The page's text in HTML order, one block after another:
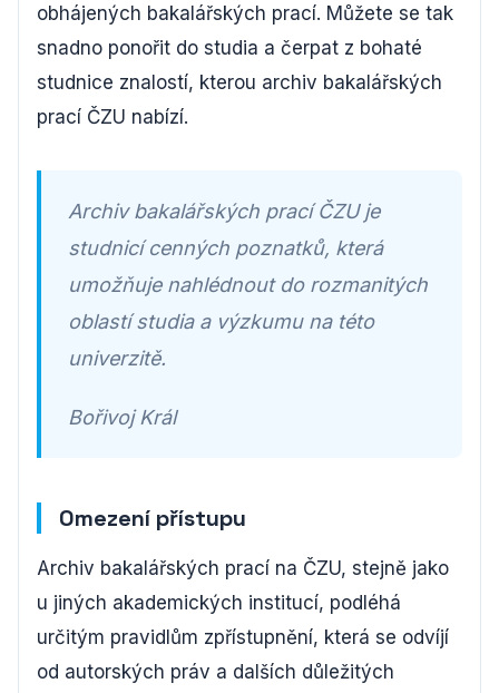
obhájených bakalářských prací. Můžete se tak
snadno ponořit do studia a čerpat z bohaté
studnice znalostí, kterou archiv bakalářských
prací ČZU nabízí.
Archiv bakalářských prací ČZU je
studnicí cenných poznatků, která
umožňuje nahlédnout do rozmanitých
oblastí studia a výzkumu na této
univerzitě.
Bořivoj Král
Omezení přístupu
Archiv bakalářských prací na ČZU, stejně jako
u jiných akademických institucí, podléhá
určitým pravidlům zpřístupnění, která se odvíjí
od autorských práv a dalších důležitých